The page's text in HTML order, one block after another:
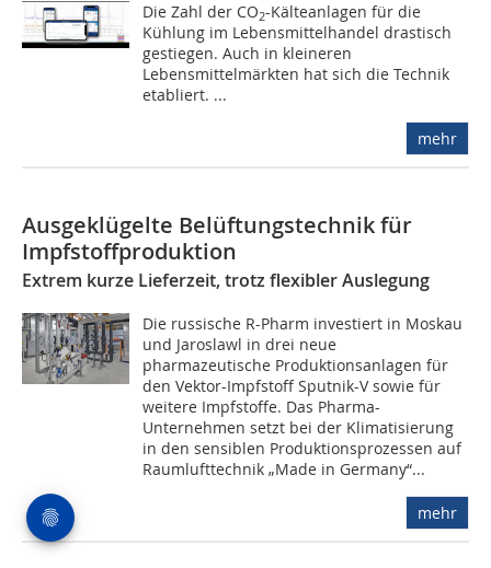
Die Zahl der CO2-Kälteanlagen für die
Kühlung im Lebensmittelhandel drastisch
gestiegen. Auch in kleineren
Lebensmittelmärkten hat sich die Technik
etabliert. ...
mehr
Ausgeklügelte Belüftungstechnik für
Impfstoffproduktion
Extrem kurze Lieferzeit, trotz flexibler Auslegung
Die russische R-Pharm investiert in Moskau
und Jaroslawl in drei neue
pharmazeutische Produktionsanlagen für
den Vektor-Impfstoff Sputnik-V sowie für
weitere Impfstoffe. Das Pharma-
Unternehmen setzt bei der Klimatisierung
in den sensiblen Produktionsprozessen auf
Raumlufttechnik „Made in Germany“...
mehr